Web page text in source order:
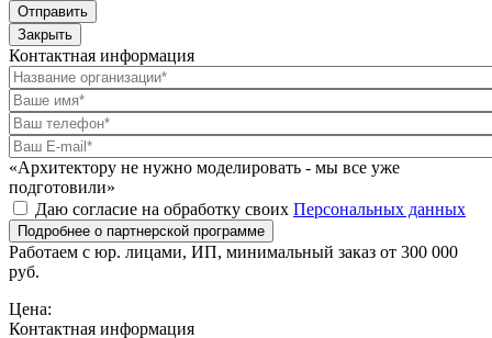
Отправить
Закрыть
Контактная информация
«Архитектору не нужно моделировать - мы все уже
подготовили»
Даю согласие на обработку своих Персональных данных
Подробнее о партнерской программе
Работаем с юр. лицами, ИП, минимальный заказ от 300 000
руб.
Цена:
Контактная информация